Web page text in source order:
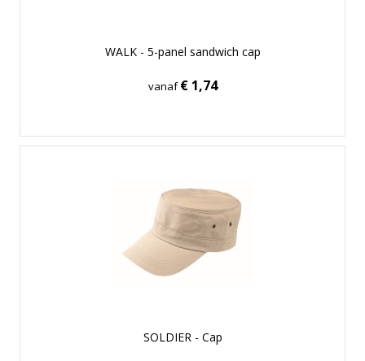
WALK - 5-panel sandwich cap
vanaf€ 1,74
SOLDIER - Cap